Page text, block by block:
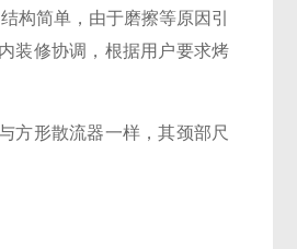
构简单，由于磨擦等原因引
装修协调，根据用户要求烤
方形散流器一样，其颈部尺